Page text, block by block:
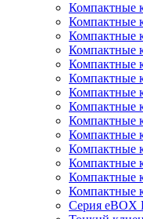
Компактные
Компактные
Компактные
Компактные
Компактные
Компактные
Компактные
Компактные
Компактные
Компактные
Компактные
Компактные
Компактные
Компактные
Серия eBOX